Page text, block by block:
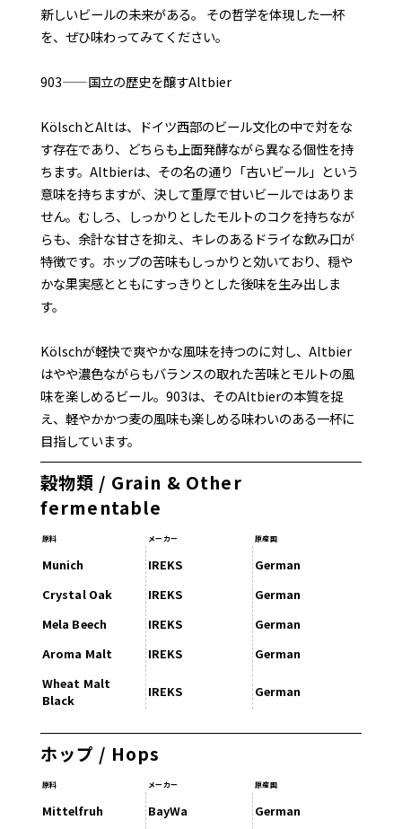
新しいビールの未来がある。 その哲学を体現した一杯
を、ぜひ味わってみてください。
903——国立の歴史を醸すAltbier
KölschとAltは、ドイツ西部のビール文化の中で対をな
す存在であり、どちらも上面発酵ながら異なる個性を持
ちます。Altbierは、その名の通り「古いビール」という
意味を持ちますが、決して重厚で甘いビールではありま
せん。むしろ、しっかりとしたモルトのコクを持ちなが
らも、余計な甘さを抑え、キレのあるドライな飲み口が
特徴です。ホップの苦味もしっかりと効いており、穏や
かな果実感とともにすっきりとした後味を生み出しま
す。
Kölschが軽快で爽やかな風味を持つのに対し、Altbier
はやや濃色ながらもバランスの取れた苦味とモルトの風
味を楽しめるビール。903は、そのAltbierの本質を捉
え、軽やかかつ麦の風味も楽しめる味わいのある一杯に
目指しています。
穀物類 / Grain & Other
fermentable
原料 メーカー 原産国
Munich IREKS
German
Crystal Oak
IREKS
German
Mela Beech
IREKS
German
Aroma Malt
IREKS
German
Wheat Malt
Black
IREKS German
ホップ / Hops
原料 メーカー 原産国
Mittelfruh BayWa
German